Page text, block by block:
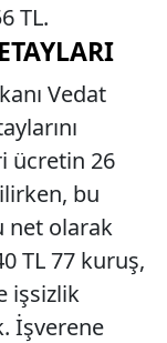
TL.
Vedat
ücretin 26
bu
net olarak
TL 77 kuruş,
işsizlik
İşverene